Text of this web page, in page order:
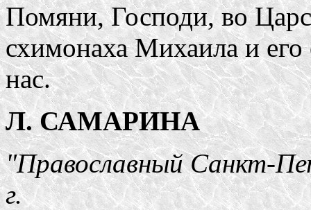
Помяни, Господи, во
схимонаха Михаила и
нас.
Л. САМАРИНА
"Православный Санкт-
г.